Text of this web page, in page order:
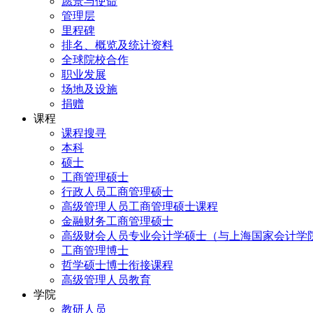
管理层
里程碑
排名、概览及统计资料
全球院校合作
职业发展
场地及设施
捐赠
课程
课程搜寻
本科
硕士
工商管理硕士
行政人员工商管理硕士
高级管理人员工商管理硕士课程
金融财务工商管理硕士
高级财会人员专业会计学硕士（与上海国家会计学
工商管理博士
哲学硕士博士衔接课程
高级管理人员教育
学院
教研人员